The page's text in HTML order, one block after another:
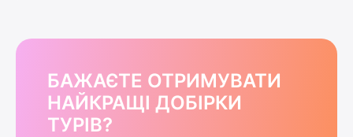
БАЖАЄТЕ ОТРИМУВАТИ
НАЙКРАЩІ ДОБІРКИ
ТУРІВ?